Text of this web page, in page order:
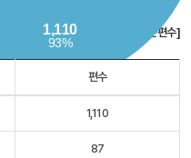
[단위 : 논문편수]
편수
1,110
87